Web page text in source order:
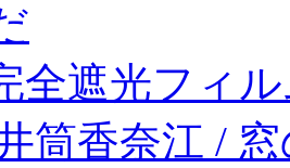
全遮光フィ
筒香奈江 /